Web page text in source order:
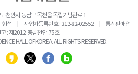
천안시 동남구 목천읍 독립기념관로 1
형석 | 사업자등록번호 : 312-82-02552 | 통신판매업
고 : 제2012-충남천안-75호
HALL OF KOREA. ALL RIGHTS RESERVED.